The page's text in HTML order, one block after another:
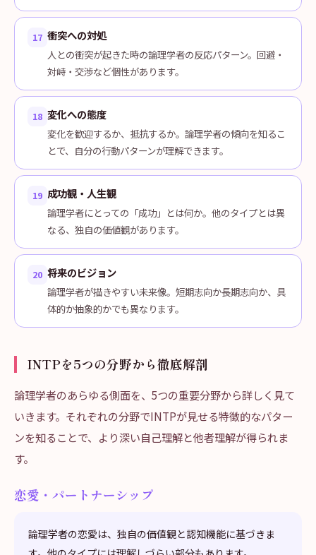
17 衝突への対処
人との衝突が起きた時の論理学者の反応パターン。回避・
対峙・交渉など個性があります。
18 変化への態度
変化を歓迎するか、抵抗するか。論理学者の傾向を知るこ
とで、自分の行動パターンが理解できます。
19 成功観・人生観
論理学者にとっての「成功」とは何か。他のタイプとは異
なる、独自の価値観があります。
20 将来のビジョン
論理学者が描きやすい未来像。短期志向か長期志向か、具
体的か抽象的かでも異なります。
INTPを5つの分野から徹底解剖
論理学者のあらゆる側面を、5つの重要分野から詳しく見て
いきます。それぞれの分野でINTPが見せる特徴的なパター
ンを知ることで、より深い自己理解と他者理解が得られま
す。
恋愛・パートナーシップ
論理学者の恋愛は、独自の価値観と認知機能に基づきま